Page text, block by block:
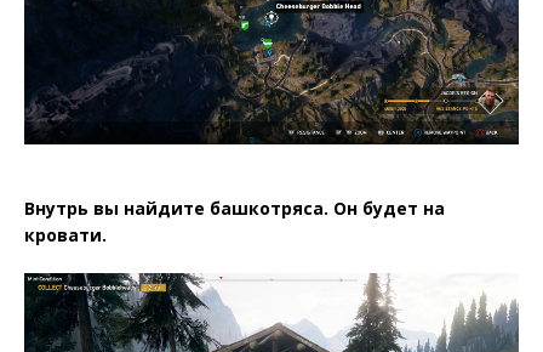
Внутрь вы найдите башкотряса. Он будет на
кровати.